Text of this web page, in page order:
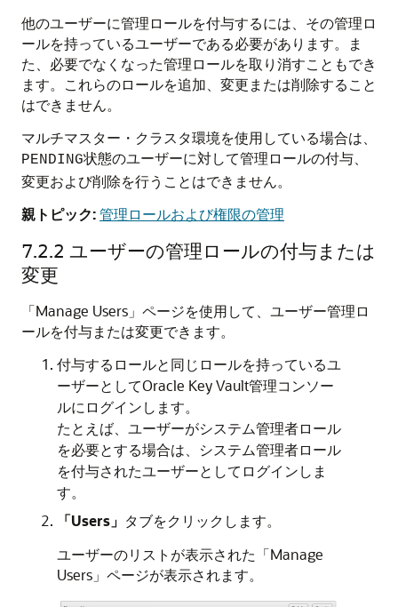
他のユーザーに管理ロールを付与するには、その管理ロ
ールを持っているユーザーである必要があります。ま
た、必要でなくなった管理ロールを取り消すこともでき
ます。これらのロールを追加、変更または削除すること
はできません。
マルチマスター・クラスタ環境を使用している場合は、
PENDING状態のユーザーに対して管理ロールの付与、
変更および削除を行うことはできません。
親トピック:管理ロールおよび権限の管理
7.2.2 ユーザーの管理ロールの付与または
変更
「Manage Users」ページを使用して、ユーザー管理ロ
ールを付与または変更できます。
付与するロールと同じロールを持っているユ
ーザーとしてOracle Key Vault管理コンソー
ルにログインします。
たとえば、ユーザーがシステム管理者ロール
を必要とする場合は、システム管理者ロール
を付与されたユーザーとしてログインしま
す。
「Users」 タブをクリックします。
ユーザーのリストが表示された「Manage
Users」ページが表示されます。